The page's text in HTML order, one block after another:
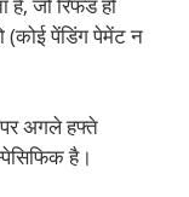
(कोई पेंडिंग पेमेंट न
अगले हफ्ते
है।